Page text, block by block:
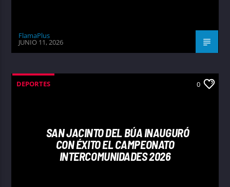
FlamaPlus
JUNIO 11, 2026
DEPORTES 0
SAN JACINTO DEL BÚA INAUGURÓ
CON ÉXITO EL CAMPEONATO
INTERCOMUNIDADES 2026